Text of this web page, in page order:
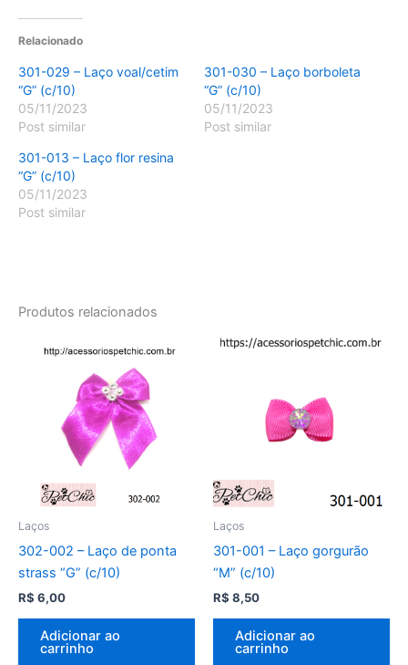
Relacionado
301-029 – Laço voal/cetim
“G” (c/10)
05/11/2023
Post similar
301-030 – Laço borboleta
“G” (c/10)
05/11/2023
Post similar
301-013 – Laço flor resina
“G” (c/10)
05/11/2023
Post similar
Produtos relacionados
Laços
302-002 – Laço de ponta
strass “G” (c/10)
R$ 6,00
Adicionar ao
carrinho
Laços
301-001 – Laço gorgurão
“M” (c/10)
R$ 8,50
Adicionar ao
carrinho